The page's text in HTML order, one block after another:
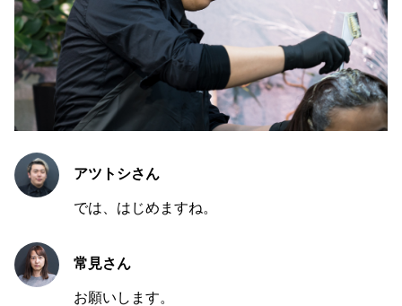
アツトシさん
では、はじめますね。
常見さん
お願いします。